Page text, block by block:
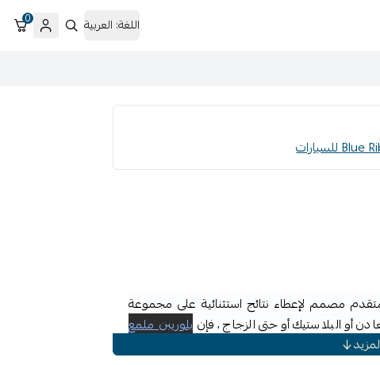
اللغة: العربية 0
مصمم لإعطاء نتائج استثنائية على مجموعة
أو البلاستيك أو حتى الزجاج ، فإنبلوريبن ملمع
اختيار صيانة السيارة وتلميعها.